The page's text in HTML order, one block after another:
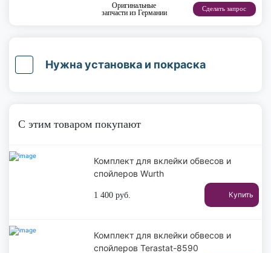
Оригинальные
запчасти из Германии
Сделать запрос
Нужна установка и покраска
С этим товаром покупают
Комплект для вклейки обвесов и
спойлеров Wurth
1 400 руб. Купить
Комплект для вклейки обвесов и
спойлеров Terastat-8590